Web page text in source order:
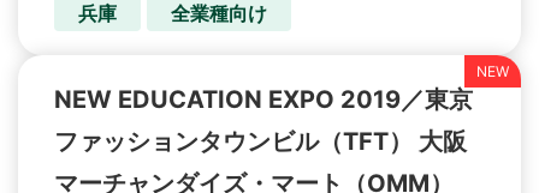
兵庫 全業種向け
NEW EDUCATION EXPO 2019／東京
ファッションタウンビル（TFT） 大阪